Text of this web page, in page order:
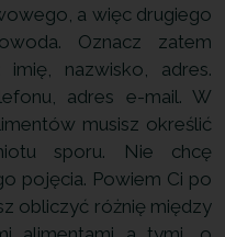
a więc drugiego
Oznacz zatem
imię, nazwisko, adres.
adres e-mail. W
musisz określić
sporu. Nie chcę
pojęcia. Powiem Ci po
obliczyć różnię między